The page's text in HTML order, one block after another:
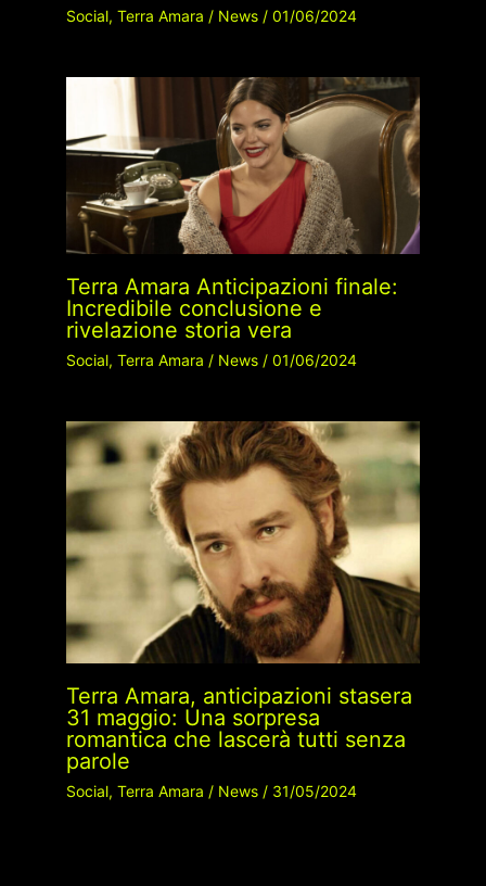
Social, Terra Amara / News/ 01/06/2024
Terra Amara Anticipazioni finale:
Incredibile conclusione e
rivelazione storia vera
Social, Terra Amara / News/ 01/06/2024
Terra Amara, anticipazioni stasera
31 maggio: Una sorpresa
romantica che lascerà tutti senza
parole
Social, Terra Amara / News/ 31/05/2024